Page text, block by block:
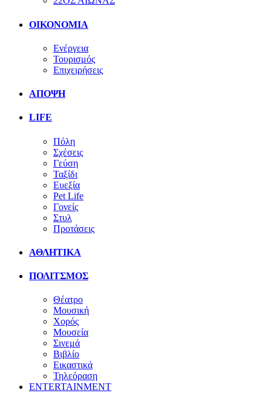
ΟΙΚΟΝΟΜΙΑ
Ενέργεια
Τουρισμός
Επιχειρήσεις
ΑΠΟΨΗ
LIFE
Πόλη
Σχέσεις
Γεύση
Ταξίδι
Ευεξία
Pet Life
Γονείς
Στυλ
Προτάσεις
ΑΘΛΗΤΙΚΑ
ΠΟΛΙΤΣΜΟΣ
Θέατρο
Μουσική
Χορός
Μουσεία
Σινεμά
Βιβλίο
Εικαστικά
Τηλεόραση
ENTERTAINMENT